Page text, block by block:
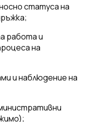
статуса на
работа и
на
и наблюдение на